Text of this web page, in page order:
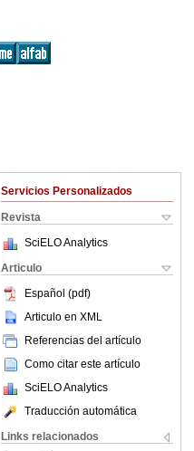
Servicios Personalizados
Revista
SciELO Analytics
Articulo
Español (pdf)
Articulo en XML
Referencias del artículo
Como citar este artículo
SciELO Analytics
Traducción automática
Links relacionados